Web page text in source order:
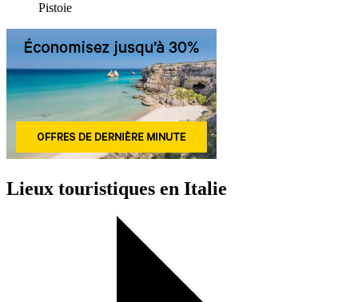
Pistoie
Lieux touristiques en Italie